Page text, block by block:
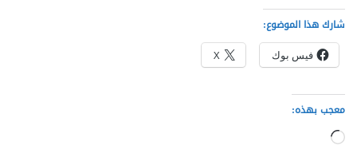
شارك هذا الموضوع:
فيس بوك X
معجب بهذه:
جاري